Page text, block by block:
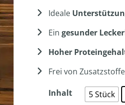
Ideale
Ein gesunder
Hoher
Frei von
Inhalt
5 Stück